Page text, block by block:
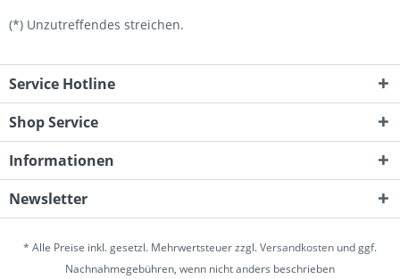
(*) Unzutreffendes streichen.
Service Hotline
Shop Service
Informationen
Newsletter
* Alle Preise inkl. gesetzl. Mehrwertsteuer zzgl.Versandkosten und ggf.
Nachnahmegebühren, wenn nicht anders beschrieben